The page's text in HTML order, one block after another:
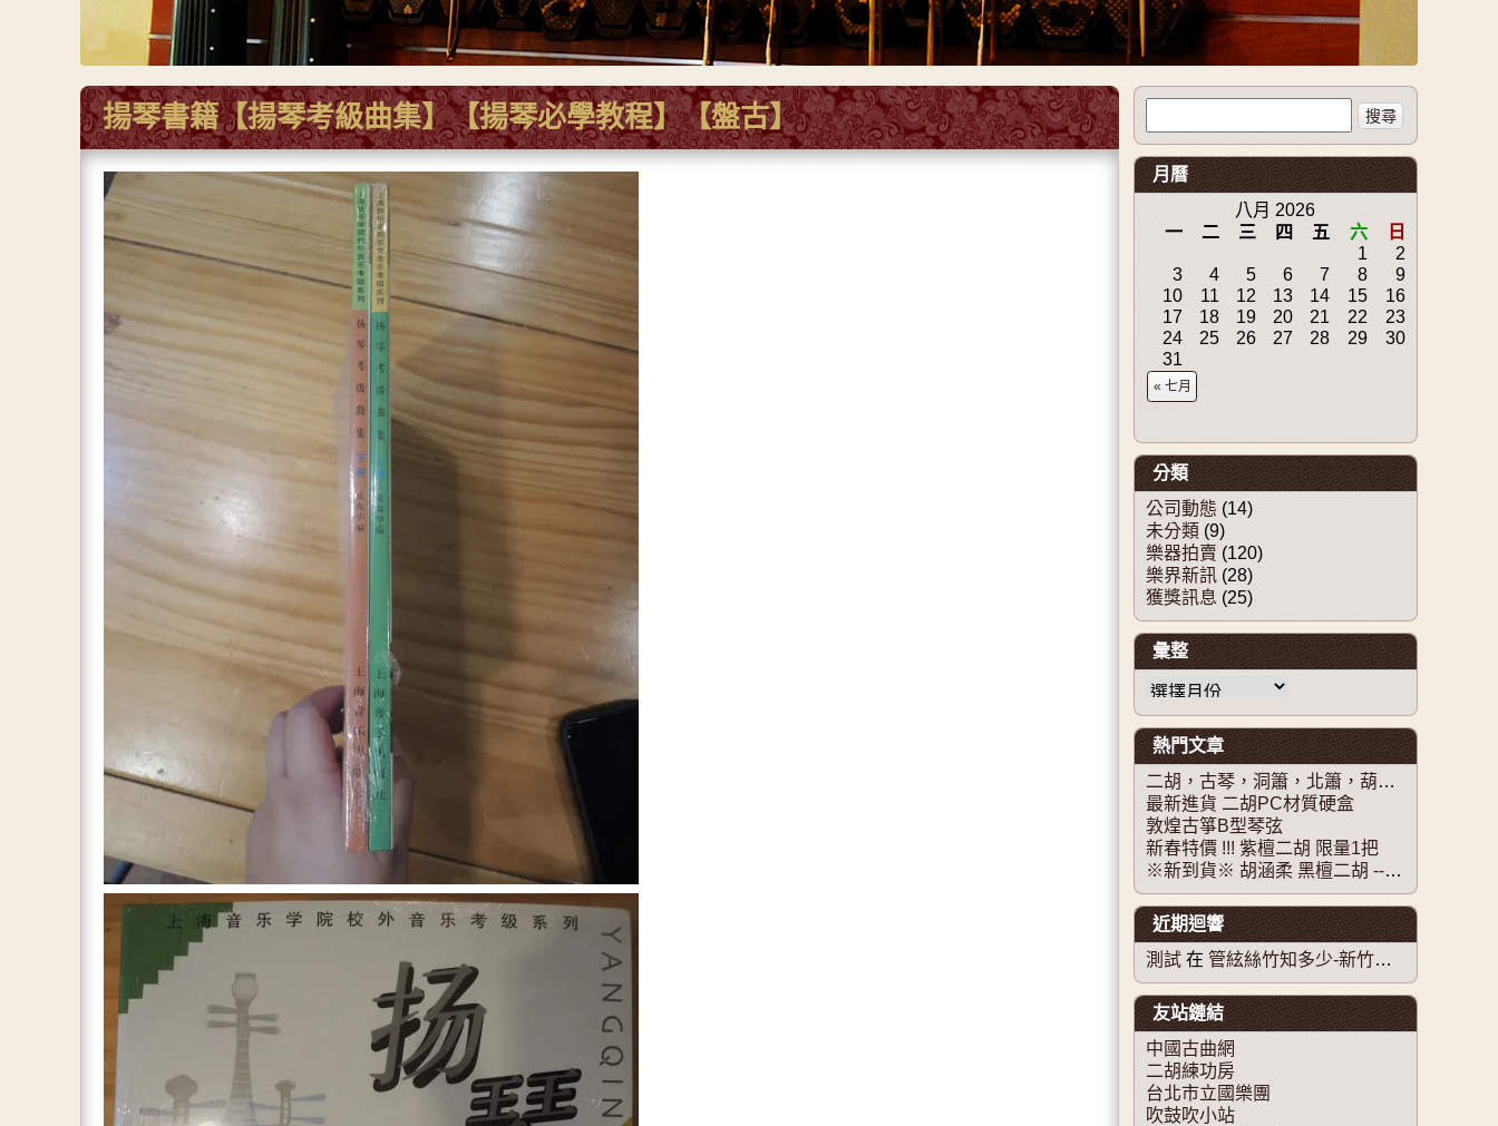
揚琴書籍【揚琴考級曲集】【揚琴必學教程】【盤古】
月曆
八月 2026
一
二 三 四 五 六 日
« 七月
1
2
3
4 5 6 7 8
9
10
11 12 13 14 15
16
17
18 19 20 21 22
23
24
25 26 27 28 29
30
31
分類
公司動態 (14)
未分類 (9)
樂器拍賣 (120)
樂界新訊(28)
獲獎訊息 (25)
彙整
彙整
熱門文章
二胡，古琴，洞簫，北簫，葫蘆絲。
最新進貨 二胡PC材質硬盒
敦煌古箏B型琴弦
新春特價 !!! 紫檀二胡 限量1把
※新到貨※ 胡涵柔 黑檀二胡 ----已售出!!!!!
近期迴響
測試在 管絃絲竹知多少-新竹市立青少年國樂團國樂新秀系列音樂會
友站鏈結
中國古曲網
二胡練功房
台北市立國樂團
吹鼓吹小站